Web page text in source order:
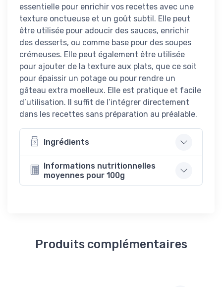
essentielle pour enrichir vos recettes avec une
texture onctueuse et un goût subtil. Elle peut
être utilisée pour adoucir des sauces, enrichir
des desserts, ou comme base pour des soupes
crémeuses. Elle peut également être utilisée
pour ajouter de la texture aux plats, que ce soit
pour épaissir un potage ou pour rendre un
gâteau extra moelleux. Elle est pratique et facile
d’utilisation. Il suffit de l’intégrer directement
dans les recettes sans préparation au préalable.
Ingrédients
Informations nutritionnelles
moyennes pour 100g
Produits complémentaires